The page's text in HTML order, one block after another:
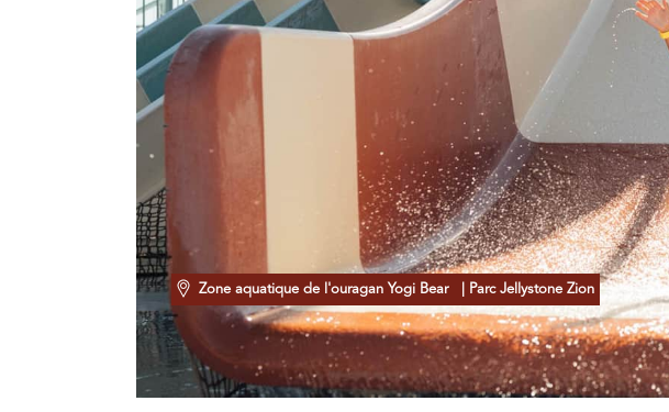
Zone aquatique de l'ouragan Yogi Bear | Parc Jellystone Zion